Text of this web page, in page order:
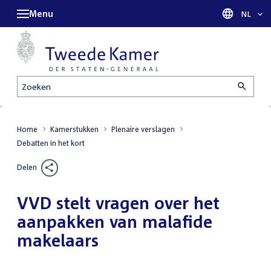
Zoeken
Menu Taal
NL
Home Kamerstukken
Plenaire verslagen
Debatten in het kort
Delen
VVD stelt vragen over het
aanpakken van malafide
makelaars